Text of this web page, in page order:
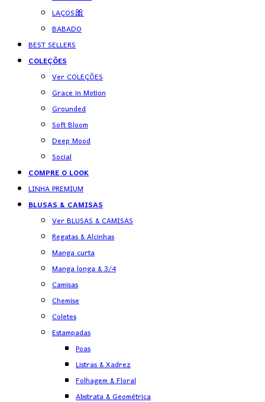
LAÇOS🎀
BABADO
BEST SELLERS
COLEÇÕES
Ver COLEÇÕES
Grace in Motion
Grounded
Soft Bloom
Deep Mood
Social
COMPRE O LOOK
LINHA PREMIUM
BLUSAS & CAMISAS
Ver BLUSAS & CAMISAS
Regatas & Alcinhas
Manga curta
Manga longa & 3/4
Camisas
Chemise
Coletes
Estampadas
Poas
Listras & Xadrez
Folhagem & Floral
Abstrata & Geométrica